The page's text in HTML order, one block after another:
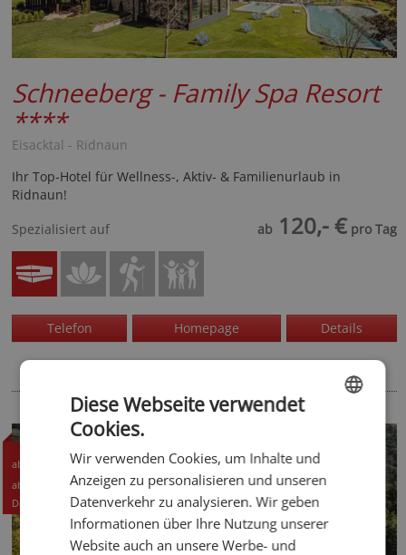
Schneeberg - Family Spa Resort
****
Eisacktal - Ridnaun
Ihr Top-Hotel für Wellness-, Aktiv- & Familienurlaub in
Ridnaun!
Spezialisiert auf
ab 120,- € pro Tag
Telefon Homepage Details
ab 130,50 CHF
ab 140,- EUR
Details +
GERMAN
Diese Webseite verwendet
Cookies.
Wir verwenden Cookies, um Inhalte und
Anzeigen zu personalisieren und unseren
Datenverkehr zu analysieren. Wir geben
Informationen über Ihre Nutzung unserer
Website auch an unsere Werbe- und